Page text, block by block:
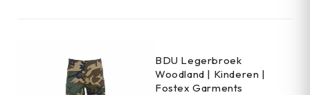
BDU Legerbroek
Woodland | Kinderen |
Fostex Garments